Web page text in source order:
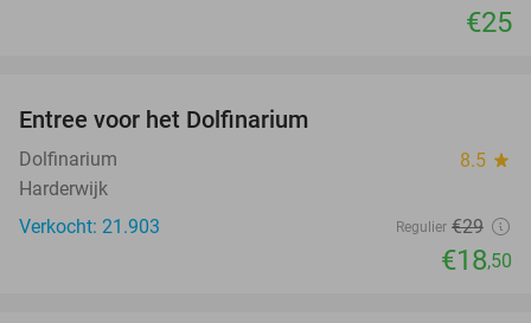
€25
Entree voor het Dolfinarium
Dolfinarium 8.5 star
Harderwijk
Verkocht: 21.903
Regulier €29
€18,50